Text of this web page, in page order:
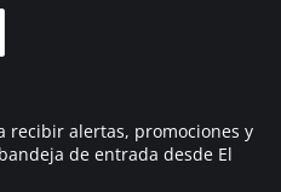
recibir alertas, promociones y
de entrada desde El